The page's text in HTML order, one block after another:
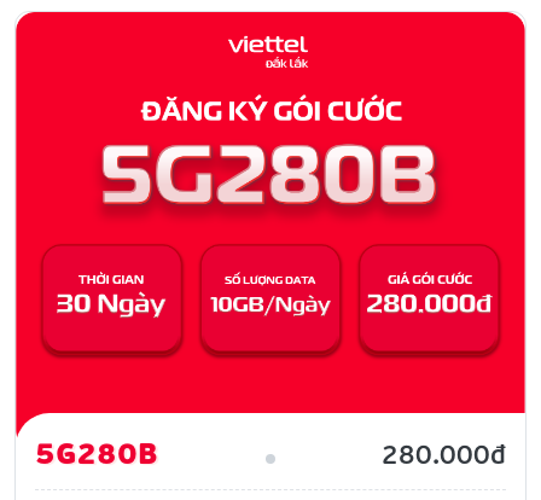
5G280B 280.000đ